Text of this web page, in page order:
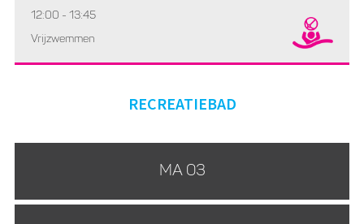
12:00 - 13:45
Vrijzwemmen
RECREATIEBAD
MA 03